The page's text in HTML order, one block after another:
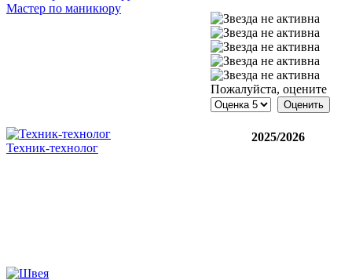
Мастер по маникюру
Техник-технолог
Пожалуйста, оцените
2025/2026